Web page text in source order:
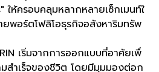
ห้ครอบคลุมหลากหลายเซ็กเมนท์ใ
พอร์ตโฟลิโอธุรกิจอสังหาริมทรัพ
เริ่มจากการออกแบบที่อาศัยเพื่
ำเร็จของชีวิต โดยมีมุมมองต่อก